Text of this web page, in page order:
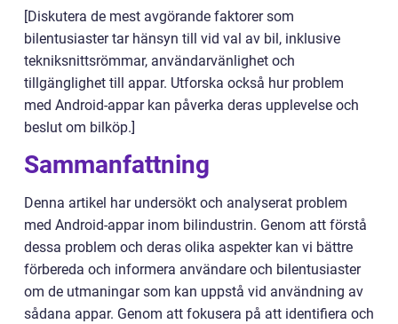
[Diskutera de mest avgörande faktorer som
bilentusiaster tar hänsyn till vid val av bil, inklusive
tekniksnittsrömmar, användarvänlighet och
tillgänglighet till appar. Utforska också hur problem
med Android-appar kan påverka deras upplevelse och
beslut om bilköp.]
Sammanfattning
Denna artikel har undersökt och analyserat problem
med Android-appar inom bilindustrin. Genom att förstå
dessa problem och deras olika aspekter kan vi bättre
förbereda och informera användare och bilentusiaster
om de utmaningar som kan uppstå vid användning av
sådana appar. Genom att fokusera på att identifiera och